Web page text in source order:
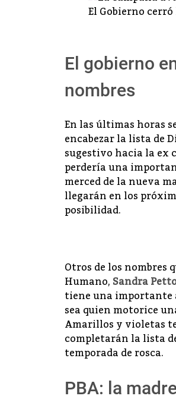
El Gobierno
El gobierno
nombres
En las últimas horas
encabezar la lista de
sugestivo hacia la ex
perdería una
merced de la nueva
llegarán en los
posibilidad.
Otros de los nombres
Humano,Sandra
tiene una importante
sea quien motorice
Amarillos y violetas
completarán la lista
temporada de rosca.
PBA: la